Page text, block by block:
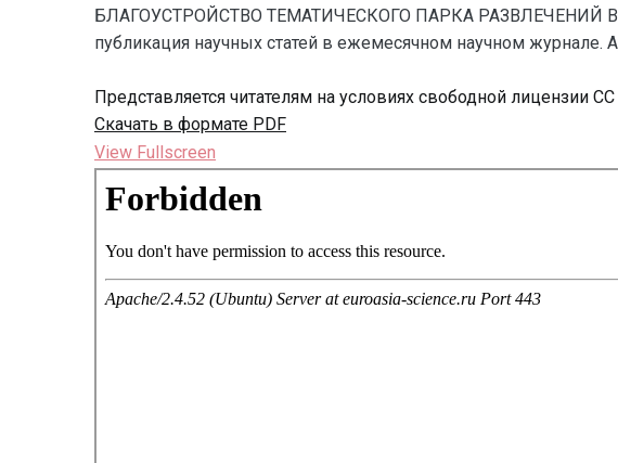
БЛАГОУСТРОЙСТВО ТЕМАТИЧЕСКОГО ПАРКА РАЗВЛЕЧЕНИЙ
публикация научных статей в ежемесячном научном журнале.
Представляется читателям на условиях свободной лицензии CC
Скачать в формате PDF
View Fullscreen
Перейти
содержимому